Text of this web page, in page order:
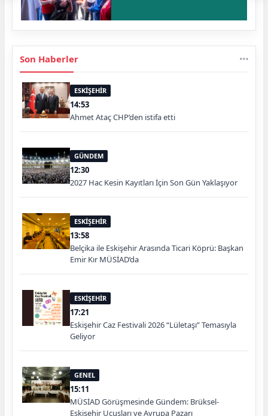
Son Haberler
ESKİŞEHİR
14:53
Ahmet Ataç CHP’den istifa etti
GÜNDEM
12:30
2027 Hac Kesin Kayıtları İçin Son Gün Yaklaşıyor
ESKİŞEHİR
13:58
Belçika ile Eskişehir Arasında Ticari Köprü: Başkan
Emir Kır MÜSİAD’da
ESKİŞEHİR
17:21
Eskişehir Caz Festivali 2026 “Lületaşı” Temasıyla
Geliyor
GENEL
15:11
MÜSİAD Görüşmesinde Gündem: Brüksel-
Eskişehir Uçuşları ve Avrupa Pazarı